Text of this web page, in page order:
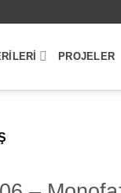
PROJELER